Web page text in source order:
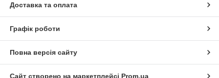
Доставка та оплата
Графік роботи
Повна версія сайту
Сайт створено на маркетплейсі Prom.ua